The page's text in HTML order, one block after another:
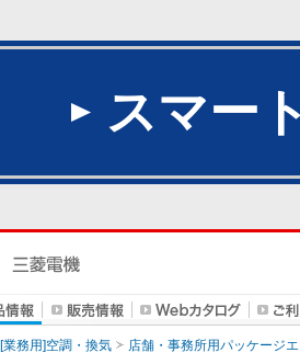
スマー
[業務用]空調・換気 店舗・事務所用パッケージ